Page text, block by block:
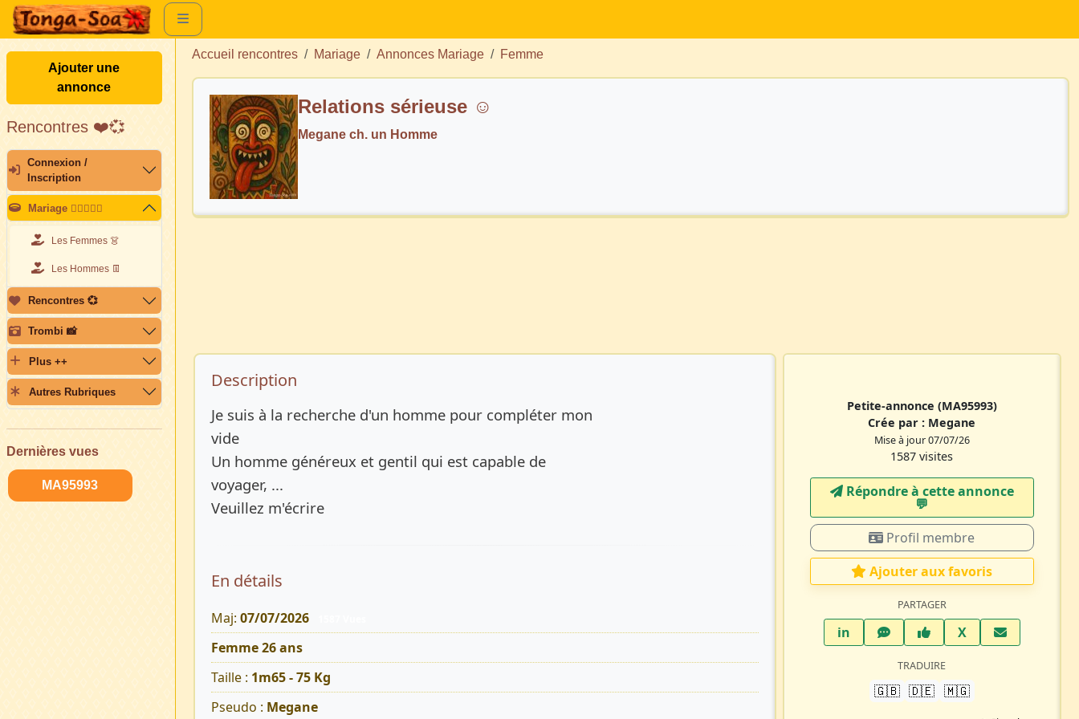
Ajouter une
annonce
Rencontres ❤️💞
Connexion /
Inscription
Mariage 👩🏽‍❤️‍👨🏽
Les Femmes 👗
Les Hommes 👖
Rencontres 💞
Trombi 📸
Plus ++
Autres Rubriques
Dernières vues
MA95993
Accueil rencontres Mariage Annonces Mariage Femme
Relations sérieuse ☺️
Megane ch. un Homme
Description de l’annonce
Description
Je suis à la recherche d'un homme pour compléter mon
vide
Un homme généreux et gentil qui est capable de
voyager, ...
Veuillez m'écrire
En détails
Maj: 07/07/2026
Femme 26 ans
Taille : 1m65 - 75 Kg
Pseudo : Megane
Petite-annonce (MA95993)
Crée par : Megane
Mise à jour 07/07/26
1587 visites
Répondre à cette annonce
💬​
Profil membre
Ajouter aux favoris
PARTAGER
inLinkedInWhatsAppFacebook
XTwitter X
TRADUIRE
🇬🇧 🇩🇪 🇲🇬